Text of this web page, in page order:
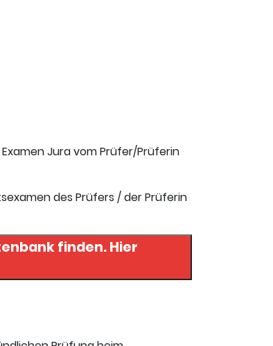
Jura vom Prüfer/Prüferin
des Prüfers / der Prüferin
finden. Hier